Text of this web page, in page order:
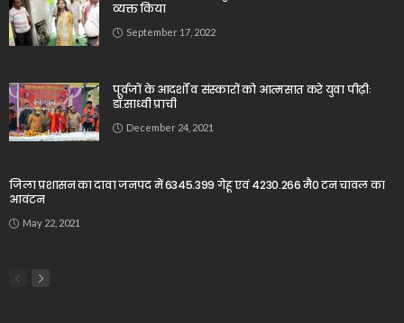
व्यक्त किया
September 17, 2022
पूर्वजों के आदर्शों व संस्कारों को आत्मसात करे युवा पीढ़ीः
डॉ.साध्वी प्राची
December 24, 2021
जिला प्रशासन का दावा जनपद में 6345.399 गेहू एवं 4230.266 मै0 टन चावल का
आवंटन
May 22, 2021